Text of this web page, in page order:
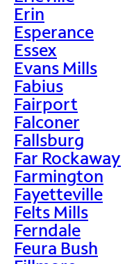
Erin
Esperance
Essex
Evans Mills
Fabius
Fairport
Falconer
Fallsburg
Far Rockaway
Farmington
Fayetteville
Felts Mills
Ferndale
Feura Bush